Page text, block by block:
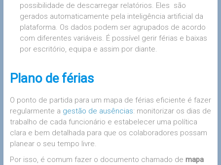
possibilidade de descarregar relatórios. Eles são
gerados automaticamente pela inteligência artificial da
plataforma. Os dados podem ser agrupados de acordo
com diferentes variáveis. É possível gerir férias e baixas
por escritório, equipa e assim por diante.
Plano de férias
O ponto de partida para um mapa de férias eficiente é fazer
regularmente a gestão de ausências: monitorizar os dias de
trabalho de cada funcionário e estabelecer uma política
clara e bem detalhada para que os colaboradores possam
planear o seu tempo livre.
Por isso, é comum fazer o documento chamado de mapa